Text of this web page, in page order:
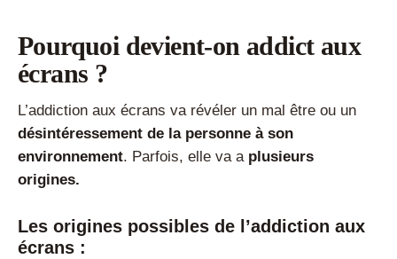
Pourquoi devient-on addict aux
écrans ?
L’addiction aux écrans va révéler un mal être ou un
désintéressement de la personne à son
environnement. Parfois, elle va a plusieurs
origines.
Les origines possibles de l’addiction aux
écrans :